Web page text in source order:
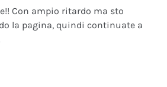
Con ampio ritardo ma sto
la pagina, quindi continuate a